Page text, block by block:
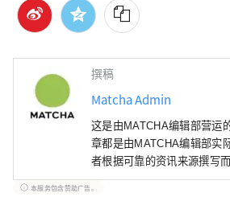
撰稿
Matcha Admin
这是由MATCHA编辑部营运
章都是由MATCHA编辑部实
者根据可靠的资讯来源撰写而
本服务包含赞助广告。